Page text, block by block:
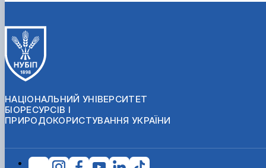
НАЦІОНАЛЬНИЙ УНІВЕРСИТЕТ
БІОРЕСУРСІВ І
ПРИРОДОКОРИСТУВАННЯ УКРАЇНИ